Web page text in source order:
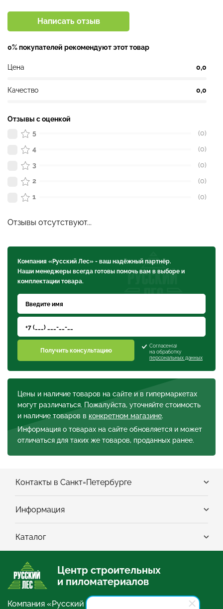
Написать отзыв
0% покупателей рекомендуют этот товар
Цена 0,0
Качество 0,0
Отзывы с оценкой
5
(0)
4
(0)
3
(0)
2
(0)
1
(0)
Отзывы отсутствуют...
Цены и наличие товаров на сайте и в гипермаркетах
могут различаться. Пожалуйста, уточняйте стоимость
и наличие товаров в конкретном магазине.
Информация о товарах на сайте обновляется и может
отличаться для таких же товаров, проданных ранее.
Компания «Русский Лес» - ваш надёжный партнёр.
Наши менеджеры всегда готовы помочь вам в выборе и
комплектации товара.
Получить консультацию
Согласен(а)
на обработку
персональных данных
Контакты в Санкт=Петербурге
Информация
Каталог
Центр строительных
и пиломатериалов
Компания «Русский Лес» занимается